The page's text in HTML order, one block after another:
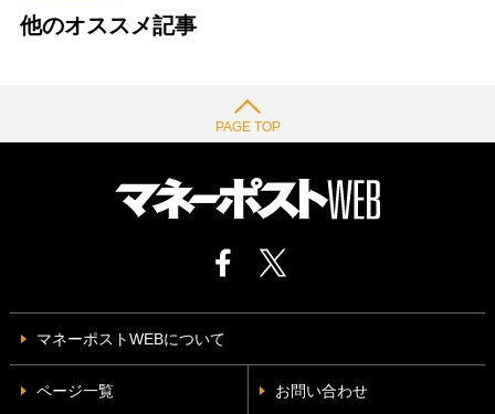
他のオススメ記事
PAGE TOP
マネーポストWEBについて
ページ一覧 お問い合わせ